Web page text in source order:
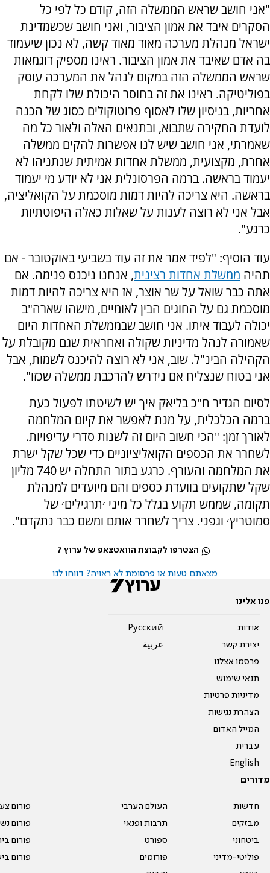
"אני חושב שראש הממשלה הזה, קודם כל לפי כל
הסקרים איבד את אמון הציבור, ואני חושב שכשמדינת
ישראל מנהלת מערכה מאוד מאוד קשה, לא נכון שיעמוד
בה אדם שאיבד את אמון הציבור. ראינו מספיק דוגמאות
שראש הממשלה הזה במקום לנהל את המערכה עוסק
בפוליטיקה. ראינו את זה בחוסר היכולת שלו לקחת
אחריות, בניסיון שלו לאסוף פרוטוקולים כסוג של הכנה
לועדת החקירה שתבוא, ובתנאים האלה ולאור כל מה
שאמרתי, אני חושב שיש לנו אפשרות להקים ממשלה
אחרת, מקצועית, ממשלת אחדות אמיתית שנתניהו לא
יעמוד בראשה. ברמה הפרסונלית אני לא יודע מי יעמוד
בראשה. היא צריכה להיות דמות מוסכמת על הקואליציה,
אבל אני לא רוצה לענות על שאלות כאלה היפוטתיות
כרגע".
עוד הוסיף: "לפיד אמר את זה עוד בשביעי באוקטובר - אם
תהיה ממשלת אחדות רצינית, אנחנו ניכנס פנימה. אם
אתה כבר שואל על שר אוצר, אז היא צריכה להיות דמות
מוסכמת גם על החוגים הבין לאומיים, מישהו שארה"ב
יכולה לעבוד איתו. אני חושב שבממשלת האחדות היום
שאמורה לנהל מדיניות שקולה ואחראית שגם מקובלת על
הקהילה הבינ"ל. שוב, אני לא רוצה להיכנס לשמות, אבל
אני בטוח שנצליח אם נידרש להרכבת ממשלה שכזו".
לסיום הגדיר ח"כ בליאק איך יש לשיטתו לפעול כעת
ברמה הכלכלית, על מנת לאפשר את קיום המלחמה
לאורך זמן: "הכי חשוב היום זה לשנות סדרי עדיפויות.
לשחרר את הכספים הקואליציוניים כדי שכל שקל ישרת
את המלחמה והעורף. כרגע בתור התחלה יש 740 מליון
שקל שתקועים בוועדת כספים והם מיועדים למנהלת
תקומה, שממש תקוע בגלל כל מיני ׳תרגילים׳ של
סמוטריץ׳ וגפני. צריך לשחרר אותם ומשם כבר נתקדם".
הצטרפו לקבוצת הוואטצאפ של ערוץ 7
מצאתם טעות או פרסומת לא ראויה? דווחו לנו
פנו אלינו
אודות
יצירת קשר
פרסמו אצלנו
תנאי שימוש
מדיניות פרטיות
הצהרת נגישות
המייל האדום
עברית
English
Pусский
عربية
מדורים
חדשות
מבזקים
ביטחוני
פוליטי-מדיני
העולם הערבי
תרבות ופנאי
ספורט
פורומים
פורום
פורום
פורום
פורום